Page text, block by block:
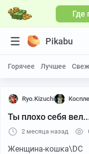
Где
Pikabu
Горячее Лучшее
Ryo.Kizuchi
Ты плохо себя
2 месяца назад
Женщина-кошка\DC